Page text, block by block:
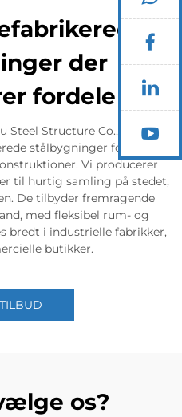
der
fordele
Steel Structure Co., Ltd
stålbygninger fordelene
Vi producerer
til hurtig samling på stedet,
De tilbyder fremragende
med fleksibel rum- og
bredt i industrielle fabrikker,
butikker.
os?